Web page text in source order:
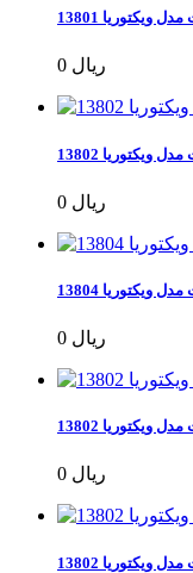
0 ریال
0 ریال
0 ریال
0 ریال